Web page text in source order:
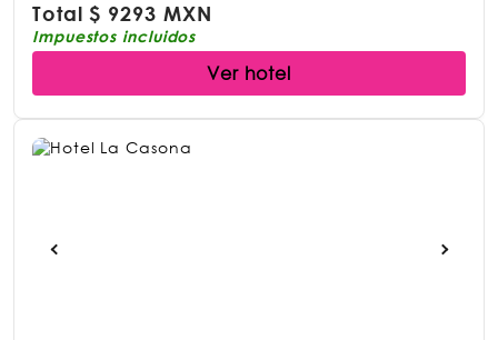
Total$ 9293 MXN
Impuestos incluidos
Ver hotel